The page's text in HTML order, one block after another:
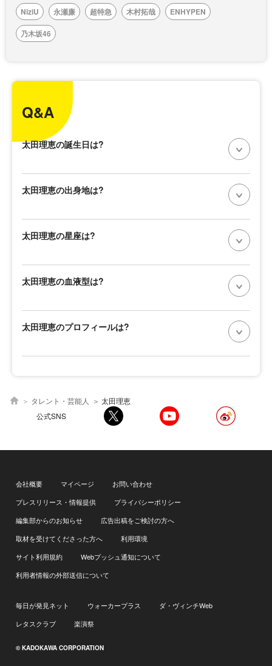
NiziU
永瀬廉 超特急 木村拓哉
ENHYPEN
乃木坂46
Q&A
太田理恵の誕生日は?
太田理恵の出身地は?
太田理恵の星座は?
太田理恵の血液型は?
太田理恵のプロフィールは?
タレント・芸能人
太田理恵
公式SNS
会社概要 マイページ
お問い合わせ
プレスリリース・情報提供
プライバシーポリシー
編集部からのお知らせ
広告出稿をご検討の方へ
取材を受けてくださった方へ
利用環境
サイト利用規約
Webプッシュ通知について
利用者情報の外部送信について
毎日が発見ネット ウォーカープラス
ダ・ヴィンチWeb
レタスクラブ
楽演祭
© KADOKAWA CORPORATION